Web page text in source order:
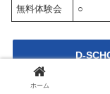
無料体験会 ○
D-
ホーム